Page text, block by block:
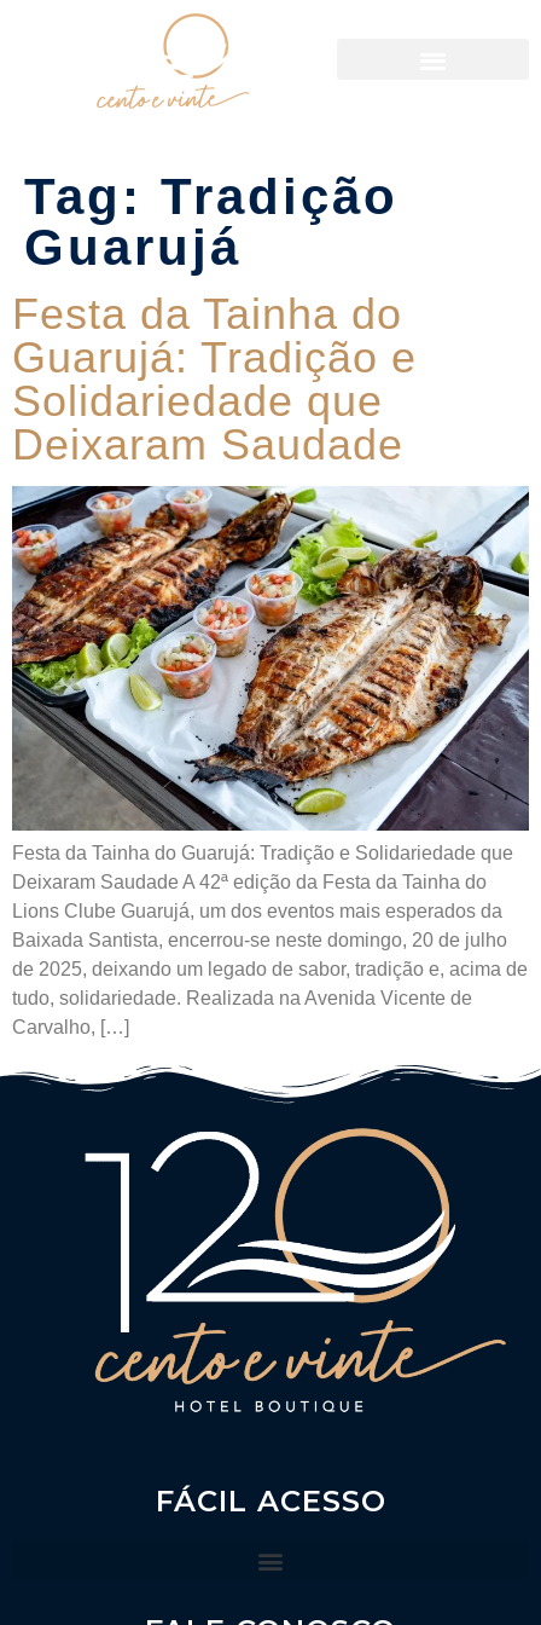
Tag: Tradição
Guarujá
Festa da Tainha do
Guarujá: Tradição e
Solidariedade que
Deixaram Saudade
Festa da Tainha do Guarujá: Tradição e Solidariedade que
Deixaram Saudade A 42ª edição da Festa da Tainha do
Lions Clube Guarujá, um dos eventos mais esperados da
Baixada Santista, encerrou-se neste domingo, 20 de julho
de 2025, deixando um legado de sabor, tradição e, acima de
tudo, solidariedade. Realizada na Avenida Vicente de
Carvalho, […]
FÁCIL ACESSO